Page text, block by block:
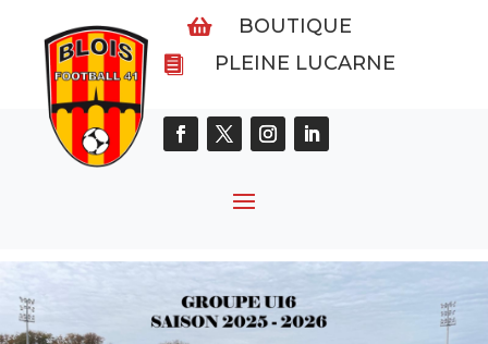
 BOUTIQUE
 PLEINE LUCARNE